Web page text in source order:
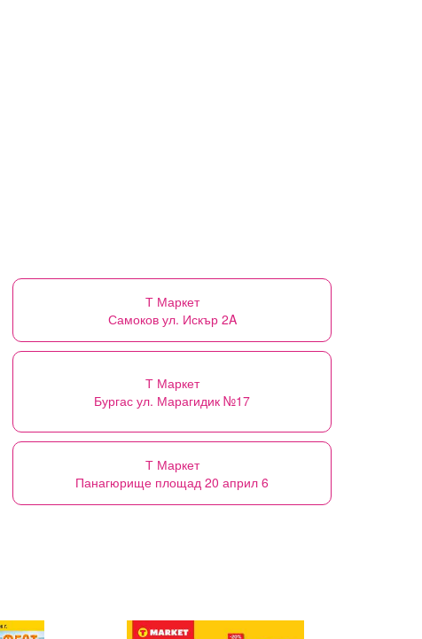
Т Маркет
Самоков ул. Искър 2A
Т Маркет
Бургас ул. Марагидик №17
Т Маркет
Панагюрище площад 20 април 6